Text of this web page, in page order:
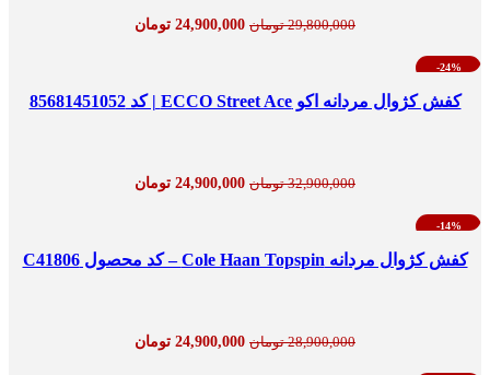
29,800,000 تومان 24,900,000 تومان
-24%
کفش کژوال مردانه اکو ECCO Street Ace | کد 85681451052
32,900,000 تومان 24,900,000 تومان
-14%
کفش کژوال مردانه Cole Haan Topspin – کد محصول C41806
28,900,000 تومان 24,900,000 تومان